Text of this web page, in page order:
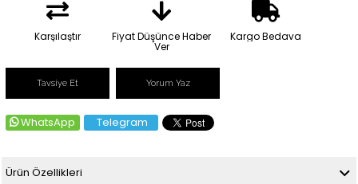
Karşılaştır Fiyat Düşünce Haber
Ver
Kargo Bedava
Tavsiye Et Yorum Yaz
WhatsApp Telegram
Ürün Özellikleri